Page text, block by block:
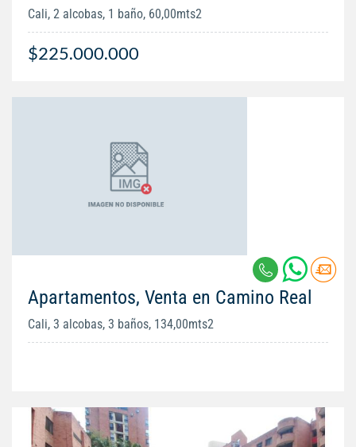
Cali, 2 alcobas, 1 baño, 60,00mts2
$225.000.000
Apartamentos, Venta en Camino Real
Cali, 3 alcobas, 3 baños, 134,00mts2